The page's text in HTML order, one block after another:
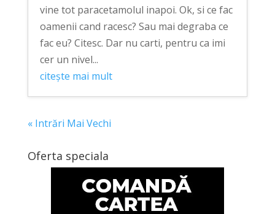
vine tot paracetamolul inapoi. Ok, si ce fac
oamenii cand racesc? Sau mai degraba ce
fac eu? Citesc. Dar nu carti, pentru ca imi
cer un nivel...
citește mai mult
« Intrări Mai Vechi
Oferta speciala